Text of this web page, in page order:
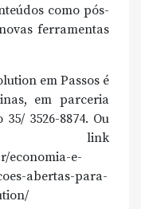
como pós-
ferramentas
em Passos é
em parceria
3526-8874. Ou
economia-e-
abertas-para-